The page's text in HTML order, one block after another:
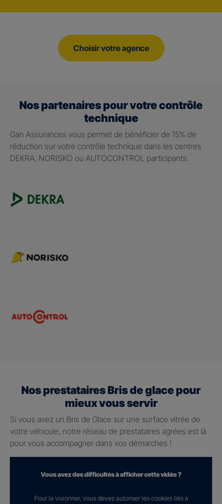
Choisir votre agence
Nos partenaires pour votre contrôle
technique
Gan Assurances vous permet de bénéficier de 15% de
réduction sur votre contrôle technique dans les centres
DEKRA, NORISKO ou AUTOCONTROL participants.
Nos prestataires Bris de glace pour
mieux vous servir
Si vous avez un Bris de Glace sur une surface vitrée de
votre véhicule, notre réseau de prestataires agrées est là
pour vous accompagner dans vos démarches !
Vous avez des difficultés à afficher cette vidéo ?
Pour la visionner, vous devez autoriser les cookies liés à